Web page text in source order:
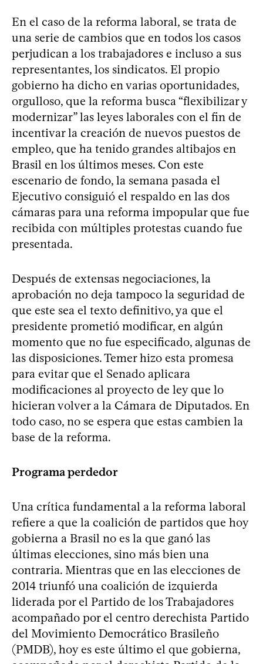
En el caso de la reforma laboral, se trata de
una serie de cambios que en todos los casos
perjudican a los trabajadores e incluso a sus
representantes, los sindicatos. El propio
gobierno ha dicho en varias oportunidades,
orgulloso, que la reforma busca “flexibilizar y
modernizar” las leyes laborales con el fin de
incentivar la creación de nuevos puestos de
empleo, que ha tenido grandes altibajos en
Brasil en los últimos meses. Con este
escenario de fondo, la semana pasada el
Ejecutivo consiguió el respaldo en las dos
cámaras para una reforma impopular que fue
recibida con múltiples protestas cuando fue
presentada.
Después de extensas negociaciones, la
aprobación no deja tampoco la seguridad de
que este sea el texto definitivo, ya que el
presidente prometió modificar, en algún
momento que no fue especificado, algunas de
las disposiciones. Temer hizo esta promesa
para evitar que el Senado aplicara
modificaciones al proyecto de ley que lo
hicieran volver a la Cámara de Diputados. En
todo caso, no se espera que estas cambien la
base de la reforma.
Programa perdedor
Una crítica fundamental a la reforma laboral
refiere a que la coalición de partidos que hoy
gobierna a Brasil no es la que ganó las
últimas elecciones, sino más bien una
contraria. Mientras que en las elecciones de
2014 triunfó una coalición de izquierda
liderada por el Partido de los Trabajadores
acompañado por el centro derechista Partido
del Movimiento Democrático Brasileño
(PMDB), hoy es este último el que gobierna,